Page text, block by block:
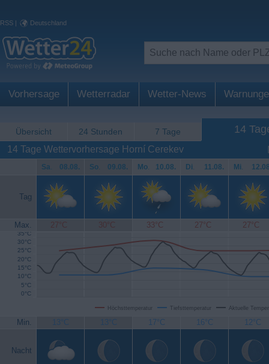
RSS | Deutschland
Vorhersage Wetterradar Wetter-News
Übersicht 24 Stunden 7 Tage 14
14 Tage Wettervorhersage Horní Cerekev
Sa. 08.08. So. 09.08. Mo. 10.08. Di. 11.08. Mi.
Tag
Max. 27°C 30°C 33°C 27°C 27°C
Höchsttemperatur Tiefsttemperatur Aktuelle
0°C
5°C
10°C
15°C
20°C
25°C
30°C
35°C
Min. 13°C 13°C 17°C 16°C 12°C
Nacht